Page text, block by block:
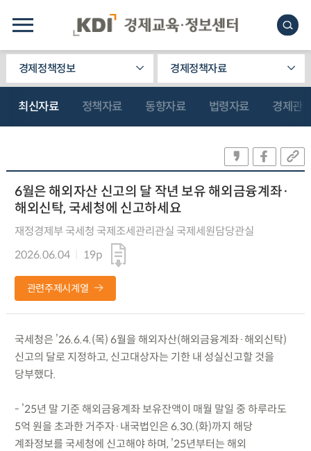
경제정책정보 경제정책자료
최신자료 정책자료 동향자료 법령자료 경제관
6월은 해외자산 신고의 달 작년 보유 해외금융계좌·
해외신탁, 국세청에 신고하세요
재정경제부 국세청 국제조세관리관실 국제세원담당관실
2026.06.04
19p
관련주제시계열
국세청은 ’26.6.4.(목) 6월을 해외자산(해외금융계좌·해외신탁)
신고의 달로 지정하고, 신고대상자는 기한 내 성실신고할 것을
당부했다.
- ’25년 말 기준 해외금융계좌 보유잔액이 매월 말일 중 하루라도
5억 원을 초과한 거주자·내국법인은 6.30.(화)까지 해당
계좌정보를 국세청에 신고해야 하며, ’25년부터는 해외